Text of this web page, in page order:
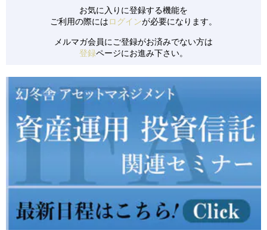
【0139】 アパレルキャラクターブランド
【0133】 児童発達支援事業所のFC投資
【0135】 清掃サービス会社
【0136】 都内のレジデンス保有会社
【0130】 リピーターを多く抱える飲食店
【0131】 美容系商材を扱う小売&卸売業
【0132】 新設のコインランドリー
お気に入りに登録する機能を
ご利用の際にはログインが必要になります。
メルマガ会員にご登録がお済みでない方は
登録ページにお進み下さい。